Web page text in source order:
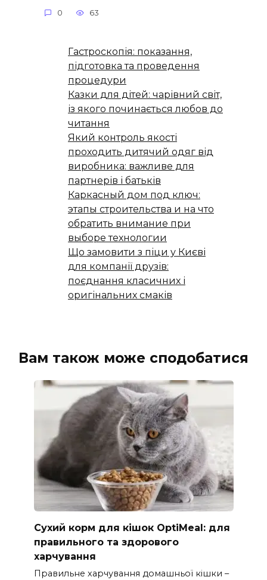
0 63
Гастроскопія: показання,
підготовка та проведення
процедури
Казки для дітей: чарівний світ,
із якого починається любов до
читання
Який контроль якості
проходить дитячий одяг від
виробника: важливе для
партнерів і батьків
Каркасный дом под ключ:
этапы строительства и на что
обратить внимание при
выборе технологии
Що замовити з піци у Києві
для компанії друзів:
поєднання класичних і
оригінальних смаків
Вам також може сподобатися
Сухий корм для кішок OptiMeal: для
правильного та здорового
харчування
Правильне харчування домашньої кішки –